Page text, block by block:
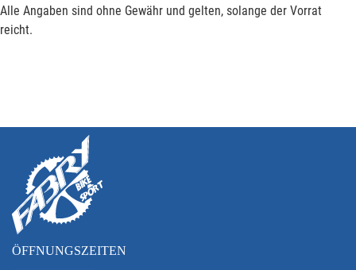
Alle Angaben sind ohne Gewähr und gelten, solange der Vorrat
reicht.
ÖFFNUNGSZEITEN